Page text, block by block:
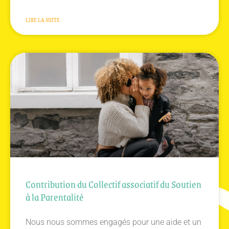
LIRE LA SUITE
Contribution du Collectif associatif du Soutien
à la Parentalité
Nous nous sommes engagés pour une aide et un